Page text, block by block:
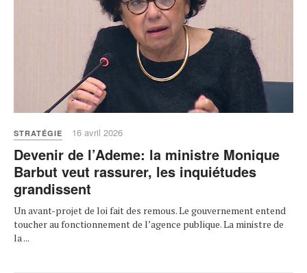
STRATÉGIE 16 avril 2026
Devenir de l’Ademe: la ministre Monique
Barbut veut rassurer, les inquiétudes
grandissent
Un avant-projet de loi fait des remous. Le gouvernement entend
toucher au fonctionnement de l’agence publique. La ministre de
la ...